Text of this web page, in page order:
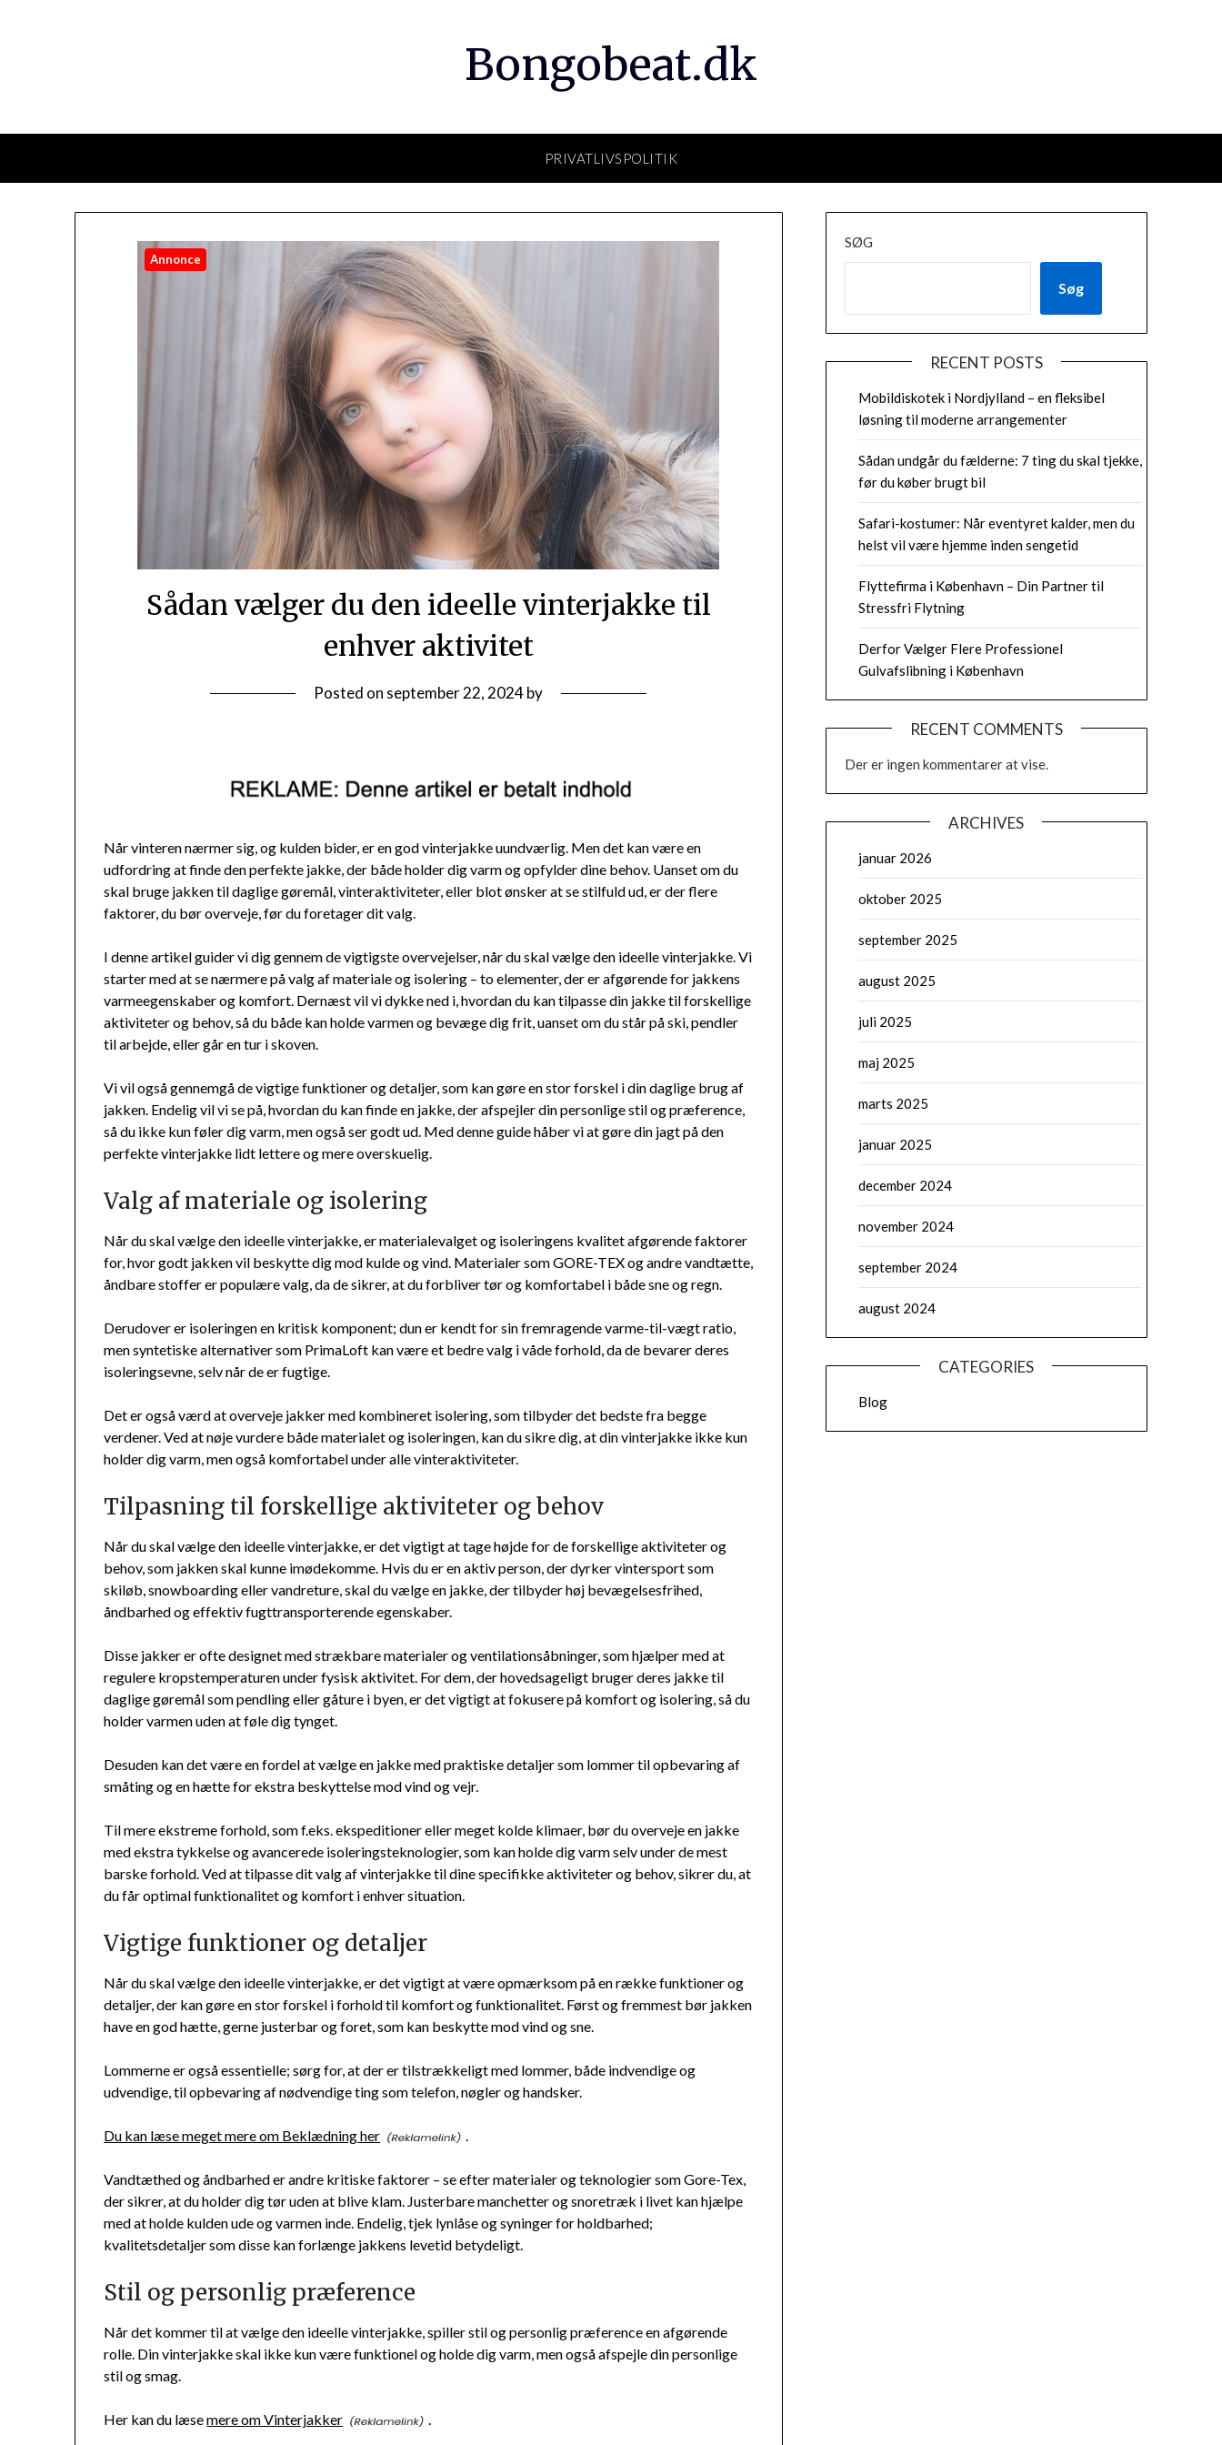
Bongobeat.dk
PRIVATLIVSPOLITIK
Annonce
Sådan vælger du den ideelle vinterjakke til
enhver aktivitet
Posted on september 22, 2024by
Når vinteren nærmer sig, og kulden bider, er en god vinterjakke uundværlig. Men det kan være en
udfordring at finde den perfekte jakke, der både holder dig varm og opfylder dine behov. Uanset om du
skal bruge jakken til daglige gøremål, vinteraktiviteter, eller blot ønsker at se stilfuld ud, er der flere
faktorer, du bør overveje, før du foretager dit valg.
I denne artikel guider vi dig gennem de vigtigste overvejelser, når du skal vælge den ideelle vinterjakke. Vi
starter med at se nærmere på valg af materiale og isolering – to elementer, der er afgørende for jakkens
varmeegenskaber og komfort. Dernæst vil vi dykke ned i, hvordan du kan tilpasse din jakke til forskellige
aktiviteter og behov, så du både kan holde varmen og bevæge dig frit, uanset om du står på ski, pendler
til arbejde, eller går en tur i skoven.
Vi vil også gennemgå de vigtige funktioner og detaljer, som kan gøre en stor forskel i din daglige brug af
jakken. Endelig vil vi se på, hvordan du kan finde en jakke, der afspejler din personlige stil og præference,
så du ikke kun føler dig varm, men også ser godt ud. Med denne guide håber vi at gøre din jagt på den
perfekte vinterjakke lidt lettere og mere overskuelig.
Valg af materiale og isolering
Når du skal vælge den ideelle vinterjakke, er materialevalget og isoleringens kvalitet afgørende faktorer
for, hvor godt jakken vil beskytte dig mod kulde og vind. Materialer som GORE-TEX og andre vandtætte,
åndbare stoffer er populære valg, da de sikrer, at du forbliver tør og komfortabel i både sne og regn.
Derudover er isoleringen en kritisk komponent; dun er kendt for sin fremragende varme-til-vægt ratio,
men syntetiske alternativer som PrimaLoft kan være et bedre valg i våde forhold, da de bevarer deres
isoleringsevne, selv når de er fugtige.
Det er også værd at overveje jakker med kombineret isolering, som tilbyder det bedste fra begge
verdener. Ved at nøje vurdere både materialet og isoleringen, kan du sikre dig, at din vinterjakke ikke kun
holder dig varm, men også komfortabel under alle vinteraktiviteter.
Tilpasning til forskellige aktiviteter og behov
Når du skal vælge den ideelle vinterjakke, er det vigtigt at tage højde for de forskellige aktiviteter og
behov, som jakken skal kunne imødekomme. Hvis du er en aktiv person, der dyrker vintersport som
skiløb, snowboarding eller vandreture, skal du vælge en jakke, der tilbyder høj bevægelsesfrihed,
åndbarhed og effektiv fugttransporterende egenskaber.
Disse jakker er ofte designet med strækbare materialer og ventilationsåbninger, som hjælper med at
regulere kropstemperaturen under fysisk aktivitet. For dem, der hovedsageligt bruger deres jakke til
daglige gøremål som pendling eller gåture i byen, er det vigtigt at fokusere på komfort og isolering, så du
holder varmen uden at føle dig tynget.
Desuden kan det være en fordel at vælge en jakke med praktiske detaljer som lommer til opbevaring af
småting og en hætte for ekstra beskyttelse mod vind og vejr.
Til mere ekstreme forhold, som f.eks. ekspeditioner eller meget kolde klimaer, bør du overveje en jakke
med ekstra tykkelse og avancerede isoleringsteknologier, som kan holde dig varm selv under de mest
barske forhold. Ved at tilpasse dit valg af vinterjakke til dine specifikke aktiviteter og behov, sikrer du, at
du får optimal funktionalitet og komfort i enhver situation.
Vigtige funktioner og detaljer
Når du skal vælge den ideelle vinterjakke, er det vigtigt at være opmærksom på en række funktioner og
detaljer, der kan gøre en stor forskel i forhold til komfort og funktionalitet. Først og fremmest bør jakken
have en god hætte, gerne justerbar og foret, som kan beskytte mod vind og sne.
Lommerne er også essentielle; sørg for, at der er tilstrækkeligt med lommer, både indvendige og
udvendige, til opbevaring af nødvendige ting som telefon, nøgler og handsker.
Du kan læse meget mere om Beklædning her .
Vandtæthed og åndbarhed er andre kritiske faktorer – se efter materialer og teknologier som Gore-Tex,
der sikrer, at du holder dig tør uden at blive klam. Justerbare manchetter og snoretræk i livet kan hjælpe
med at holde kulden ude og varmen inde. Endelig, tjek lynlåse og syninger for holdbarhed;
kvalitetsdetaljer som disse kan forlænge jakkens levetid betydeligt.
Stil og personlig præference
Når det kommer til at vælge den ideelle vinterjakke, spiller stil og personlig præference en afgørende
rolle. Din vinterjakke skal ikke kun være funktionel og holde dig varm, men også afspejle din personlige
stil og smag.
Her kan du læsemere om Vinterjakker .
SØG
Søg
RECENT POSTS
Mobildiskotek i Nordjylland – en fleksibel
løsning til moderne arrangementer
Sådan undgår du fælderne: 7 ting du skal tjekke,
før du køber brugt bil
Safari-kostumer: Når eventyret kalder, men du
helst vil være hjemme inden sengetid
Flyttefirma i København – Din Partner til
Stressfri Flytning
Derfor Vælger Flere Professionel
Gulvafslibning i København
RECENT COMMENTS
Der er ingen kommentarer at vise.
ARCHIVES
januar 2026
oktober 2025
september 2025
august 2025
juli 2025
maj 2025
marts 2025
januar 2025
december 2024
november 2024
september 2024
august 2024
CATEGORIES
Blog